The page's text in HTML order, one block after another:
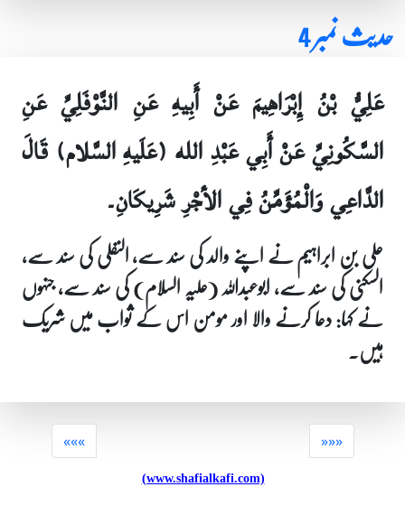
حدیث نمبر 4
عَلِيُّ بْنُ إِبْرَاهِيمَ عَنْ أَبِيهِ عَنِ النَّوْفَلِيِّ عَنِ
السَّكُونِيِّ عَنْ أَبِي عَبْدِ الله (عَلَيهِ السَّلام) قَالَ
الدَّاعِي وَالْمُؤَمِّنُ فِي الأجْرِ شَرِيكَانِ۔
علی بن ابراہیم نے اپنے والد کی سند سے، النفلی کی سند سے،
السکنی کی سند سے، ابوعبداللہ (علیہ السلام) کی سند سے، جنہوں
نے کہا: دعا کرنے والا اور مومن اس کے ثواب میں شریک
ہیں۔
«««
(www.shafialkafi.com)
»»»